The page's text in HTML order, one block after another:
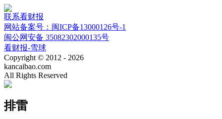
联系看财报
网站备案号：闽ICP备13000126号-1
闽公网安备 35082302000135号
看财报-雪球
Copyright © 2012 - 2026
kancaibao.com
All Rights Reserved
排雷